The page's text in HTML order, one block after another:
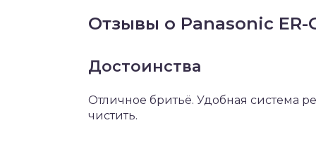
Отзывы о Panasonic ER-
Достоинства
Отличное бритьё. Удобная система
чистить.